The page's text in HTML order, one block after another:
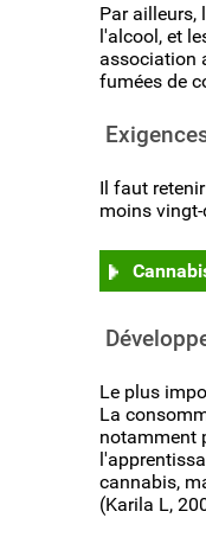
Par ailleurs,
l'alcool, et
association
fumées de
Il faut
moins
Le plus
La
notamment
cannabis,
(Karila L,